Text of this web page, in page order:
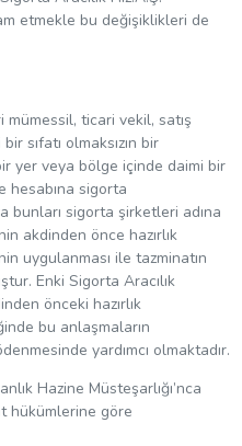
etmekle bu değişiklikleri de
mümessil, ticari vekil, satış
sıfatı olmaksızın bir
yer veya bölge içinde daimi bir
sigorta
bunları sigorta şirketleri adına
akdinden önce hazırlık
uygulanması ile tazminatın
Enki Sigorta Aracılık
önceki hazırlık
bu anlaşmaların
yardımcı olmaktadır.
Hazine Müsteşarlığı’nca
hükümlerine göre